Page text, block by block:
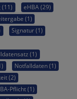
(11)
eHBA (29)
(1)
Signatur (1)
(1)
Notfalldaten (1)
(2)
Pflicht (1)